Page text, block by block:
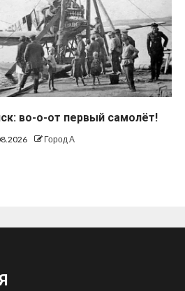
во-о-от первый самолёт!
Город А